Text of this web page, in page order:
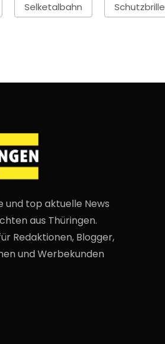
Selketalbahn Schutzbrille
und top aktuelle News
aus Thüringen.
Redaktionen, Blogger,
und Werbekunden